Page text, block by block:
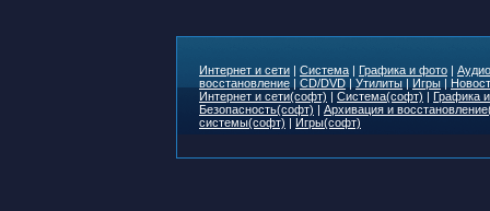
Интернет и сети | Система | Графика и фото |
восстановление | CD/DVD | Утилиты | Игры |
Интернет и сети(софт) | Система(софт) | Графика
Безопасность(софт) | Архивация и
системы(софт) | Игры(софт)